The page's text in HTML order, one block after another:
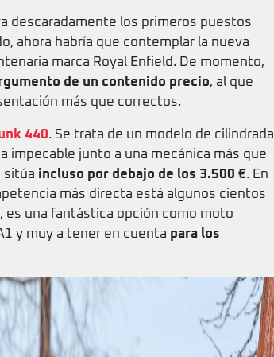
descaradamente los primeros puestos
ahora habría que contemplar la nueva
marca Royal Enfield. De momento,
de un contenido precio, al que
más que correctos.
440. Se trata de un modelo de cilindrada
impecable junto a una mecánica más que
sitúa incluso por debajo de los 3.500 €. En
más directa está algunos cientos
es una fantástica opción como moto
y muy a tener en cuenta para los